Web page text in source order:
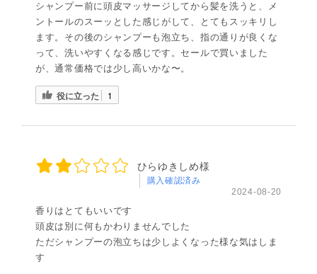
シャンプー前に頭皮マッサージしてから髪を洗うと、メ
ントールのスーッとした感じがして、とてもスッキリし
ます。その後のシャンプーも泡立ち、指の通りが良くな
って、洗いやすくなる感じです。セールで買いました
が、通常価格では少し高いかな〜。
役に立った 1
ひらゆきしめ様
購入確認済み
2024-08-20
香りはとてもいいです
頭皮は別に何もかわりませんでした
ただシャンプーの泡立ちは少しよくなった様な気はしま
す